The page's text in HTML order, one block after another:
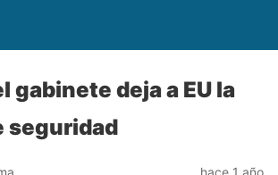
gabinete deja a EU la
seguridad
hace 1 año